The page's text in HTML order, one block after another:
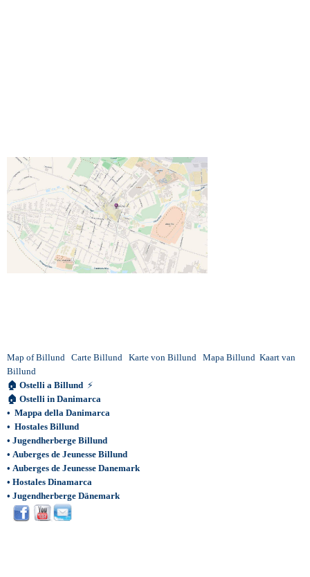
Map of Billund Carte Billund Karte von Billund Mapa Billund Kaart van
Billund
🏠 Ostelli a Billund ⚡
🏠 Ostelli in Danimarca
• Mappa della Danimarca
• Hostales Billund
• Jugendherberge Billund
• Auberges de Jeunesse Billund
• Auberges de Jeunesse Danemark
• Hostales Dinamarca
• Jugendherberge Dänemark